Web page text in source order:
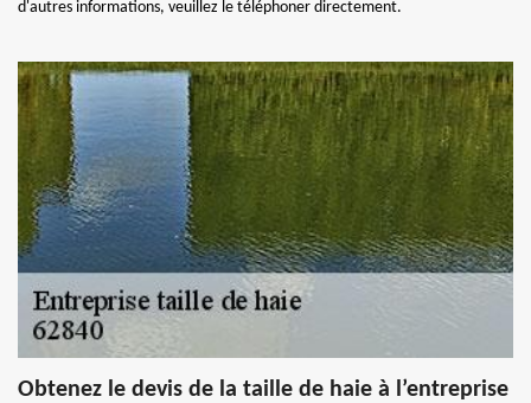
d'autres informations, veuillez le téléphoner directement.
Obtenez le devis de la taille de haie à l’entreprise